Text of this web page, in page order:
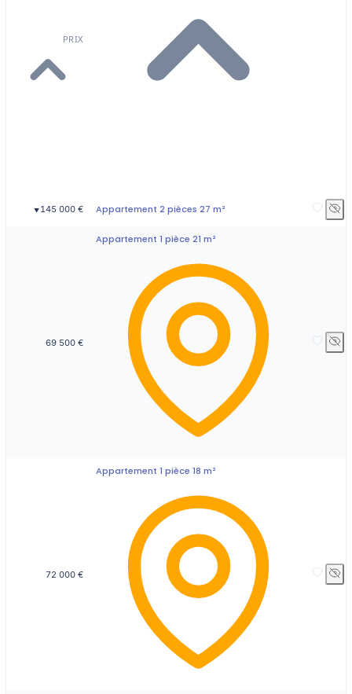
PRIX
▼ 145 000 € Appartement 2 pièces 27 m²
69 500 €
Appartement 1 pièce 21 m²
72 000 €
Appartement 1 pièce 18 m²